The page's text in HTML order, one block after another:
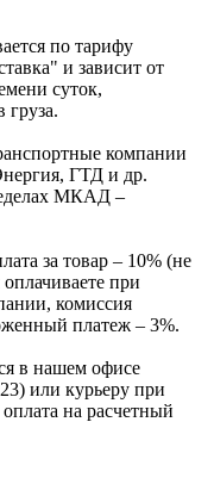
по тарифу
и зависит от
суток,
груза.
компании
ГТД и др.
МКАД –
за товар – 10% (не
при
комиссия
платеж – 3%.
в нашем офисе
или курьеру при
на расчетный